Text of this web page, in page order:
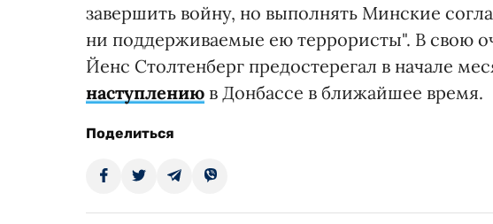
завершить войну, но выполнять Минские
ни поддерживаемые ею террористы". В свою
Йенс Столтенберг предостерегал в начале
наступлению в Донбассе в ближайшее время.
Поделиться